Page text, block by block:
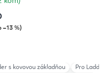
–13 %)
s kovovou základňou Pro